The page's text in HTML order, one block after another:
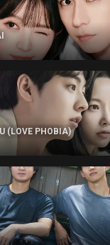
(LOVE PHOBIA)